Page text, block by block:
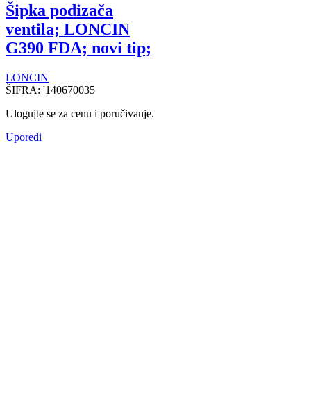
Šipka podizača
ventila; LONCIN
G390 FDA; novi tip;
LONCIN
ŠIFRA: '140670035
Ulogujte se za cenu i poručivanje.
Uporedi